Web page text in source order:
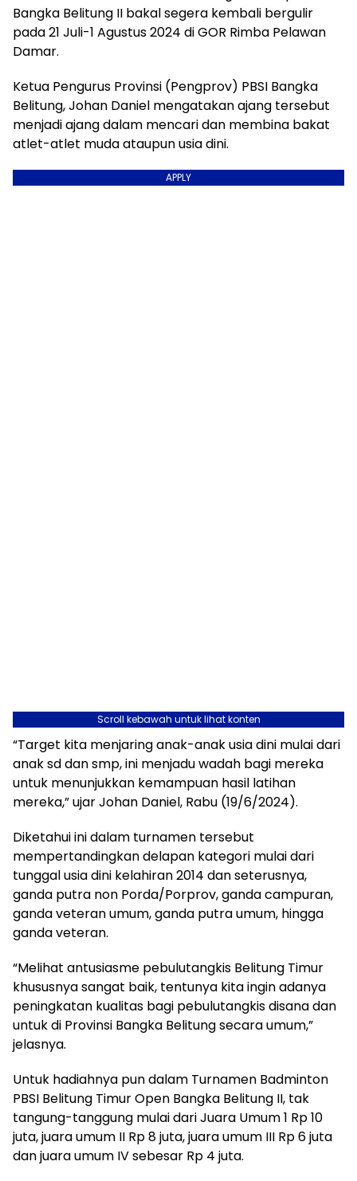
Bangka Belitung II bakal segera kembali bergulir
pada 21 Juli-1 Agustus 2024 di GOR Rimba Pelawan
Damar.
Ketua Pengurus Provinsi (Pengprov) PBSI Bangka
Belitung, Johan Daniel mengatakan ajang tersebut
menjadi ajang dalam mencari dan membina bakat
atlet-atlet muda ataupun usia dini.
APPLY
Scroll kebawah untuk lihat konten
“Target kita menjaring anak-anak usia dini mulai dari
anak sd dan smp, ini menjadu wadah bagi mereka
untuk menunjukkan kemampuan hasil latihan
mereka,” ujar Johan Daniel, Rabu (19/6/2024).
Diketahui ini dalam turnamen tersebut
mempertandingkan delapan kategori mulai dari
tunggal usia dini kelahiran 2014 dan seterusnya,
ganda putra non Porda/Porprov, ganda campuran,
ganda veteran umum, ganda putra umum, hingga
ganda veteran.
“Melihat antusiasme pebulutangkis Belitung Timur
khususnya sangat baik, tentunya kita ingin adanya
peningkatan kualitas bagi pebulutangkis disana dan
untuk di Provinsi Bangka Belitung secara umum,”
jelasnya.
Untuk hadiahnya pun dalam Turnamen Badminton
PBSI Belitung Timur Open Bangka Belitung II, tak
tangung-tanggung mulai dari Juara Umum 1 Rp 10
juta, juara umum II Rp 8 juta, juara umum III Rp 6 juta
dan juara umum IV sebesar Rp 4 juta.